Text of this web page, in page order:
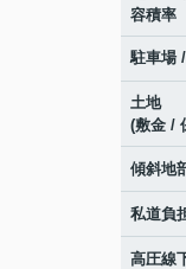
容積率
駐車場
土地
(敷金 /
傾斜地
私道負
高圧線